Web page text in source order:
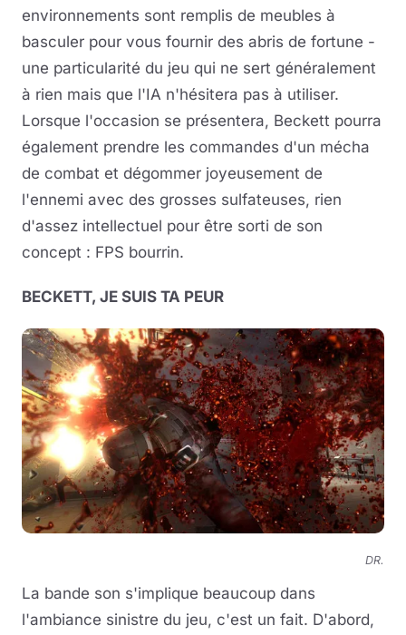
environnements sont remplis de meubles à
basculer pour vous fournir des abris de fortune -
une particularité du jeu qui ne sert généralement
à rien mais que l'IA n'hésitera pas à utiliser.
Lorsque l'occasion se présentera, Beckett pourra
également prendre les commandes d'un mécha
de combat et dégommer joyeusement de
l'ennemi avec des grosses sulfateuses, rien
d'assez intellectuel pour être sorti de son
concept : FPS bourrin.
BECKETT, JE SUIS TA PEUR
DR.
La bande son s'implique beaucoup dans
l'ambiance sinistre du jeu, c'est un fait. D'abord,